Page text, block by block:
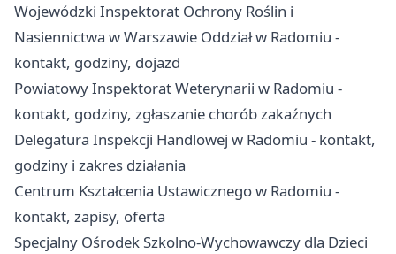
Wojewódzki Inspektorat Ochrony Roślin i
Nasiennictwa w Warszawie Oddział w Radomiu -
kontakt, godziny, dojazd
Powiatowy Inspektorat Weterynarii w Radomiu -
kontakt, godziny, zgłaszanie chorób zakaźnych
Delegatura Inspekcji Handlowej w Radomiu - kontakt,
godziny i zakres działania
Centrum Kształcenia Ustawicznego w Radomiu -
kontakt, zapisy, oferta
Specjalny Ośrodek Szkolno-Wychowawczy dla Dzieci